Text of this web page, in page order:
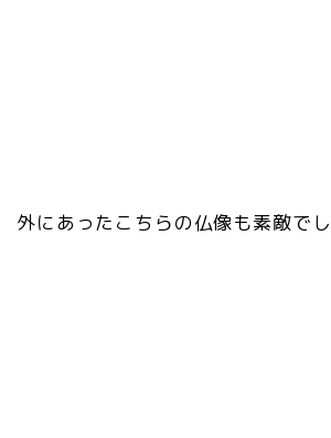
外にあったこちらの仏像も素敵でし